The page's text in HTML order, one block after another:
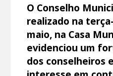
O Conselho
realizado na
maio, na Casa
evidenciou um
dos conselheiros